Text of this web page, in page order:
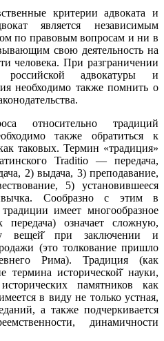
критерии адвоката и
является независимым
по правовым вопросам и ни в
свою деятельность на
человека. При разграничении
российской адвокатуры и
необходимо также помнить о
относительно традиций
также обратиться к
таковых. Термин «традиция»
Traditio — передача,
2) выдача, 3) преподавание,
5) установившееся
Сообразно с этим в
имеет многообразное
означает сложную,
вещей̆ при заключении и
(это толкование пришло
Рима). Традиция (как
термина исторической̆ науки,
памятников как
в виду не только устная,
а также подчеркивается
динамичности